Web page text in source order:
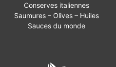
Conserves italiennes
Saumures – Olives – Huiles
Sauces du monde